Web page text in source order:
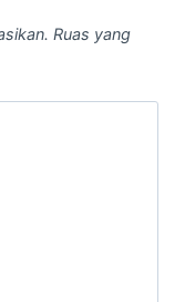
Ruas yang